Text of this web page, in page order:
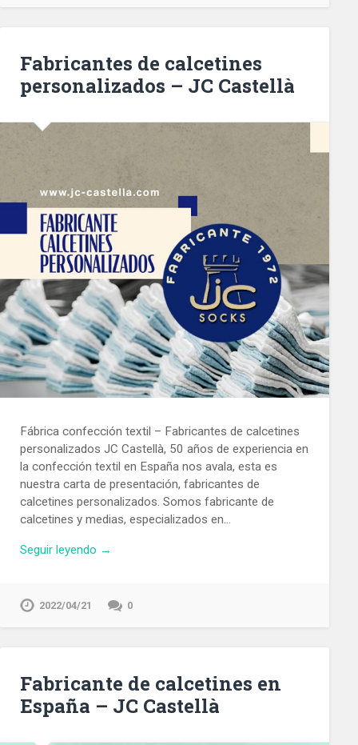
Fabricantes de calcetines
personalizados – JC Castellà
Fábrica confección textil – Fabricantes de calcetines
personalizados JC Castellà, 50 años de experiencia en
la confección textil en España nos avala, esta es
nuestra carta de presentación, fabricantes de
calcetines personalizados. Somos fabricante de
calcetines y medias, especializados en…
Seguir leyendo →
2022/04/21 0
Fabricante de calcetines en
España – JC Castellà